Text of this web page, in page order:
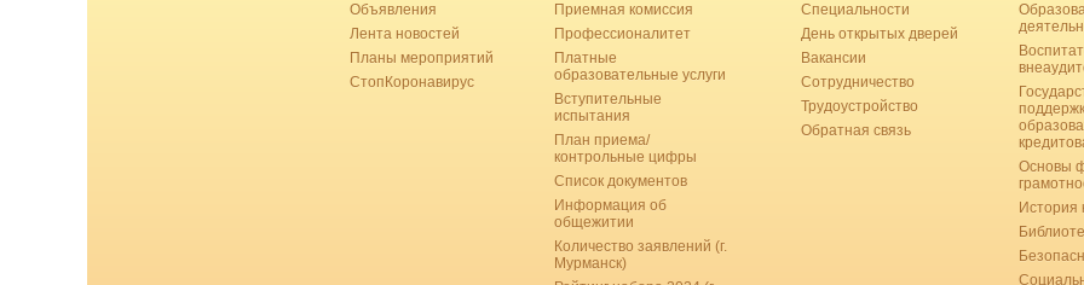
Объявления
Лента новостей
Планы мероприятий
СтопКоронавирус
Приемная комиссия
Профессионалитет
Платные
образовательные услуги
Вступительные
испытания
План приема/
контрольные цифры
Список документов
Информация об
общежитии
Количество заявлений (г.
Мурманск)
Специальности
День открытых дверей
Вакансии
Сотрудничество
Трудоустройство
Обратная связь
Основы
История